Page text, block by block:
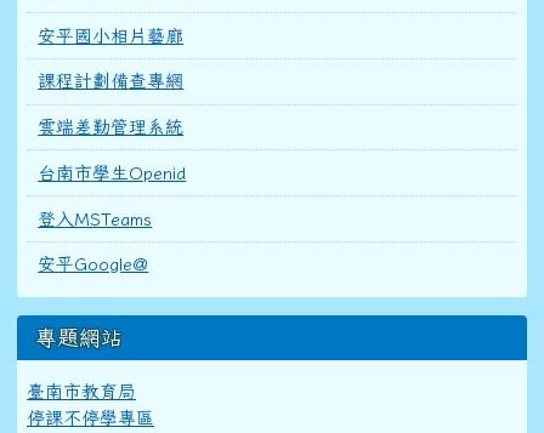
安平國小相片藝廊
課程計劃備查專網
雲端差勤管理系統
台南市學生Openid
登入MSTeams
安平Google@
專題網站
臺南市教育局
停課不停學專區